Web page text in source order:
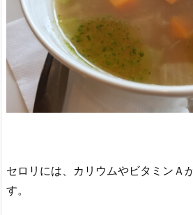
セロリには、カリウムやビタミンＡ
す。